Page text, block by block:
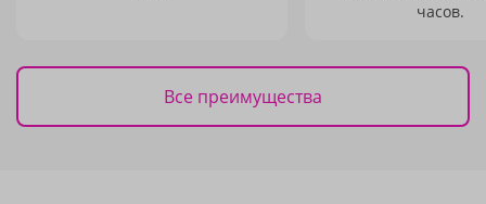
часов.
Все преимущества